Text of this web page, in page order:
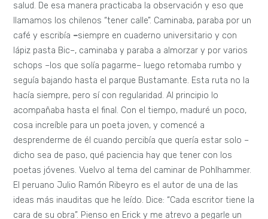
salud. De esa manera practicaba la observación y eso que
llamamos los chilenos “tener calle”. Caminaba, paraba por un
café y escribía –siempre en cuaderno universitario y con
lápiz pasta Bic–, caminaba y paraba a almorzar y por varios
schops –los que solía pagarme– luego retomaba rumbo y
seguía bajando hasta el parque Bustamante. Esta ruta no la
hacía siempre, pero sí con regularidad. Al principio lo
acompañaba hasta el final. Con el tiempo, maduré un poco,
cosa increíble para un poeta joven, y comencé a
desprenderme de él cuando percibía que quería estar solo –
dicho sea de paso, qué paciencia hay que tener con los
poetas jóvenes. Vuelvo al tema del caminar de Pohlhammer.
El peruano Julio Ramón Ribeyro es el autor de una de las
ideas más inauditas que he leído. Dice: “Cada escritor tiene la
cara de su obra”. Pienso en Erick y me atrevo a pegarle un